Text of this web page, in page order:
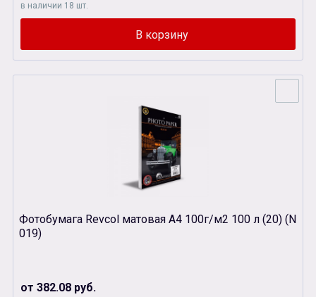
в наличии 18 шт.
Фотобумага Revcol матовая А4 100г/м2 100 л (20) (N
019)
от 382.08 руб.